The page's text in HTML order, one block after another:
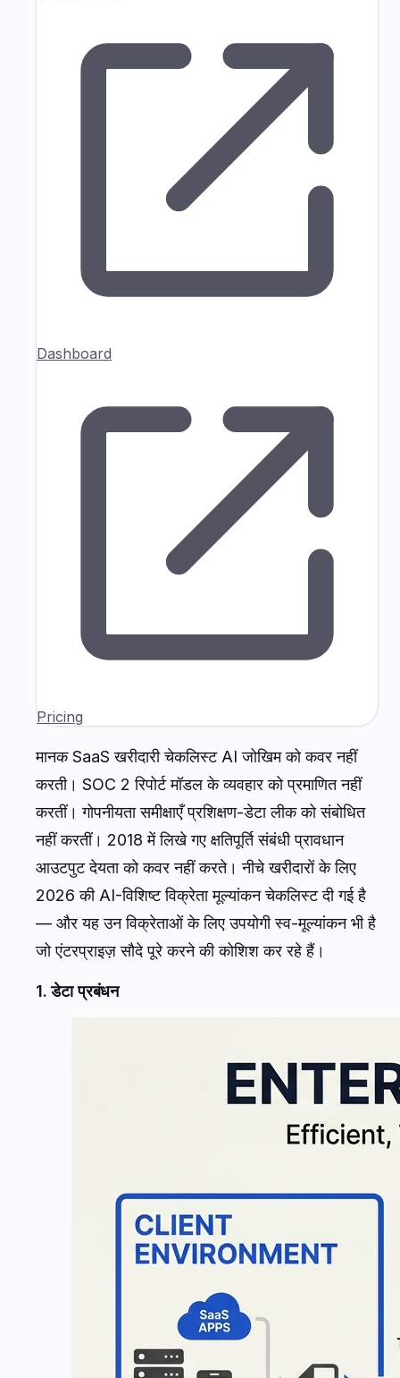
Dashboard
Pricing
मानक SaaS खरीदारी चेकलिस्ट AI जोखिम को कवर नहीं
करती। SOC 2 रिपोर्ट मॉडल के व्यवहार को प्रमाणित नहीं
करतीं। गोपनीयता समीक्षाएँ प्रशिक्षण-डेटा लीक को संबोधित
नहीं करतीं। 2018 में लिखे गए क्षतिपूर्ति संबंधी प्रावधान
आउटपुट देयता को कवर नहीं करते। नीचे खरीदारों के लिए
2026 की AI-विशिष्ट विक्रेता मूल्यांकन चेकलिस्ट दी गई है
— और यह उन विक्रेताओं के लिए उपयोगी स्व-मूल्यांकन भी है
जो एंटरप्राइज़ सौदे पूरे करने की कोशिश कर रहे हैं।
1. डेटा प्रबंधन